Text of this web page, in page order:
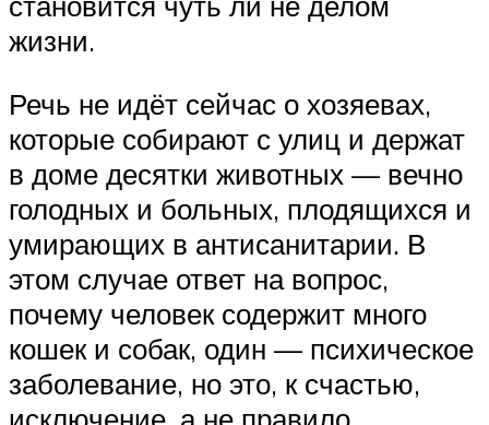
жизни.
Речь не идёт сейчас о хозяевах,
которые собирают с улиц и держат
в доме десятки животных — вечно
голодных и больных, плодящихся и
умирающих в антисанитарии. В
этом случае ответ на вопрос,
почему человек содержит много
кошек и собак, один — психическое
заболевание, но это, к счастью,